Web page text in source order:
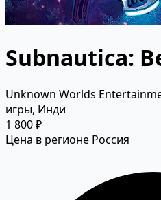
Subnautica:
Unknown Worlds
игры, Инди
1 800 ₽
Цена в регионе Россия